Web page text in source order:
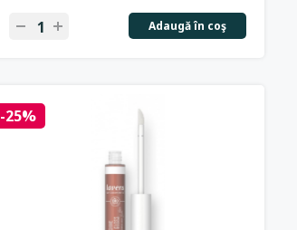
Adaugă în coş
-25%